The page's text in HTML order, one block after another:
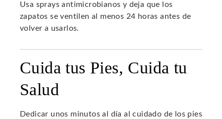
Usa sprays antimicrobianos y deja que los
zapatos se ventilen al menos 24 horas antes de
volver a usarlos.
Cuida tus Pies, Cuida tu
Salud
Dedicar unos minutos al día al cuidado de los pies